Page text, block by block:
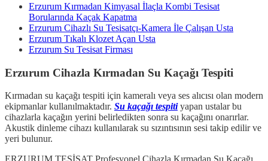
Erzurum Kırmadan Kimyasal İlaçla Kombi Tesisat
Borularında Kaçak Kapatma
Erzurum Cihazlı Su Tesisatçı-Kamera İle Çalışan Usta
Erzurum Tıkalı Klozet Açan Usta
Erzurum Su Tesisat Firması
Erzurum Cihazla Kırmadan Su Kaçağı Tespiti
Kırmadan su kaçağı tespiti için kameralı veya ses alıcısı olan modern
ekipmanlar kullanılmaktadır. Su kaçağı tespitiyapan ustalar bu
cihazlarla kaçağın yerini belirledikten sonra su kaçağını onarırlar.
Akustik dinleme cihazı kullanılarak su sızıntısının sesi takip edilir ve
yeri bulunur.